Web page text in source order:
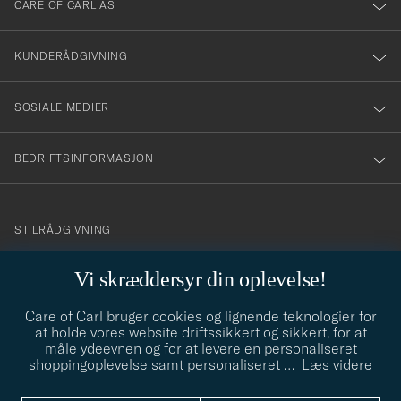
Vi skræddersyr din oplevelse!
Care of Carl bruger cookies og lignende teknologier for
at holde vores website driftssikkert og sikkert, for at
måle ydeevnen og for at levere en personaliseret
shoppingoplevelse samt personaliseret … Læs videre
till
vårt
nyhetsbrev!
CARE OF CARL AS
KUNDERÅDGIVNING
SOSIALE MEDIER
BEDRIFTSINFORMASJON
info@careofcarl.no
STILRÅDGIVNING
STILRÅDGIVNING
© Care of Carl 2026